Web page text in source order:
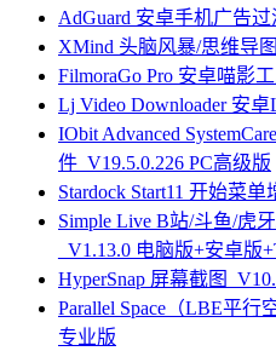
AdGuard 安卓手机广告过
XMind 头脑风暴/思维导
FilmoraGo Pro 安卓喵影
Lj Video Downloader 安
IObit Advanced
件_V19.5.0.226 PC高级版
Stardock Start11 开始菜
Simple Live B站/斗鱼/虎
_V1.13.0 电脑版+安卓版
HyperSnap 屏幕截图
Parallel Space（LBE平行
专业版